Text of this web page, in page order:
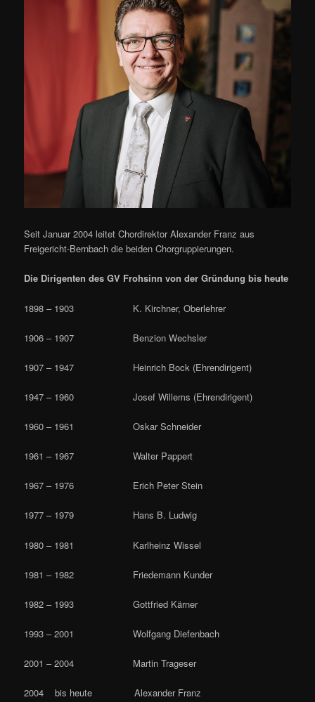
Seit Januar 2004 leitet Chordirektor Alexander Franz aus
Freigericht-Bernbach die beiden Chorgruppierungen.
Die Dirigenten des GV Frohsinn von der Gründung bis heute
1898 – 1903 K. Kirchner, Oberlehrer
1906 – 1907 Benzion Wechsler
1907 – 1947 Heinrich Bock (Ehrendirigent)
1947 – 1960 Josef Willems (Ehrendirigent)
1960 – 1961 Oskar Schneider
1961 – 1967 Walter Pappert
1967 – 1976 Erich Peter Stein
1977 – 1979 Hans B. Ludwig
1980 – 1981 Karlheinz Wissel
1981 – 1982 Friedemann Kunder
1982 – 1993 Gottfried Kärner
1993 – 2001 Wolfgang Diefenbach
2001 – 2004 Martin Trageser
2004 bis heute Alexander Franz